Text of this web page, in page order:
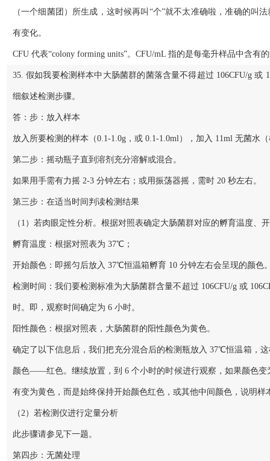
（一个细菌团）所生成，这时候再叫“个”就不太准确啦，准确的叫
有变化。
CFU 代表“colony forming units”。CFU/mL 指的是每毫升样品中含有
35. 假如我要检测样本中大肠菌群的菌落含量不得超过 106CFU/g
细叙述检测步骤。
答：步：放入样本
放入所要检测的样本（0.1‐1.0g，或 0.1‐1.0ml），加入 11ml 无菌
第二步：摇动瓶子直到溶剂充分溶解或混合。
如果用手需有力摇 2‐3 分钟左右；或用振荡器摇，需时 20 秒左右。
第三步：在适当时间判读检测结果
（1）若肉眼定性分析。根据对照表确定大肠菌群对应的孵育温度、
孵育温度：根据对照表为 37℃；
开始颜色：即摇匀后放入 37℃恒温箱孵育 10 分钟左右会呈现的颜色
检测时间：我们要检测标准为大肠菌群含量不超过 106CFU/g 或
时。即，观察时间确定为 6 小时。
阳性颜色：根据对照表，大肠菌群的阳性颜色为黄色。
确定了以下信息后，我们把充分混合后的检测瓶放入 37℃恒温箱，
颜色——红色。继续放置，到 6 个小时的时候进行观察，如果颜色变
有变为黄色，而是始终保持开始颜色红色，或其他中间颜色，说明
（2）若检测仪进行定量分析
此步骤请参见下一题。
第四步：无菌处理